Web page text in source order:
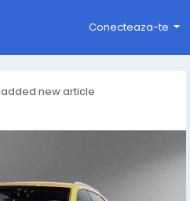
Conecteaza-te
added new article